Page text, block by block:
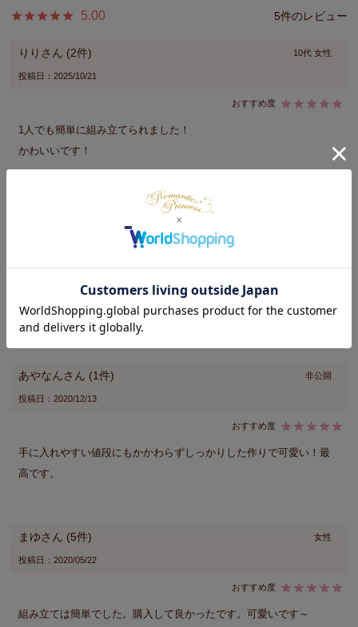
5.00 5
りり 2 10代 女性
投稿日 2025/10/21
1人でも簡単に組み立てられました！
かわいいです！
お値段もお手頃で、見た目もイメージ通りでとても可愛かったで
す！
あやなん 1 非公開
投稿日 2020/12/13
手に入れやすい値段にもかかわらずしっかりした作りで可愛い！最
高です。
まゆ 5 女性
投稿日 2020/05/22
組み立ては簡単でした。購入して良かったです。可愛いです～